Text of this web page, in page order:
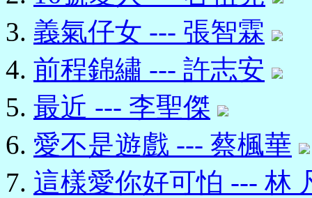
義氣仔女 --- 張智霖
前程錦繡 --- 許志安
最近 --- 李聖傑
愛不是遊戲 --- 蔡楓華
這樣愛你好可怕 --- 林